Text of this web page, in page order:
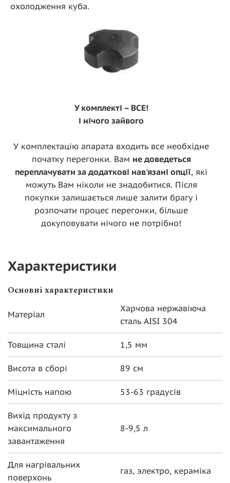
охолодження куба.
У комплекті – ВСЕ!
і нічого зайвого
У комплектацію апарата входить все необхідне
початку перегонки. Вам не доведеться
переплачувати за додаткові нав'язані опції, які
можуть Вам ніколи не знадобитися. Після
покупки залишається лише залити брагу і
розпочати процес перегонки, більше
докуповувати нічого не потрібно!
Характеристики
Основні характеристики
Матеріал
Харчова нержавіюча
сталь AISI 304
Товщина сталі 1,5 мм
Висота в сборі 89 см
Міцність напою 53-63 градусів
Вихід продукту з
максимального
завантаження
8-9,5 л
Для нагрівальних
поверхонь
газ, электро, кераміка